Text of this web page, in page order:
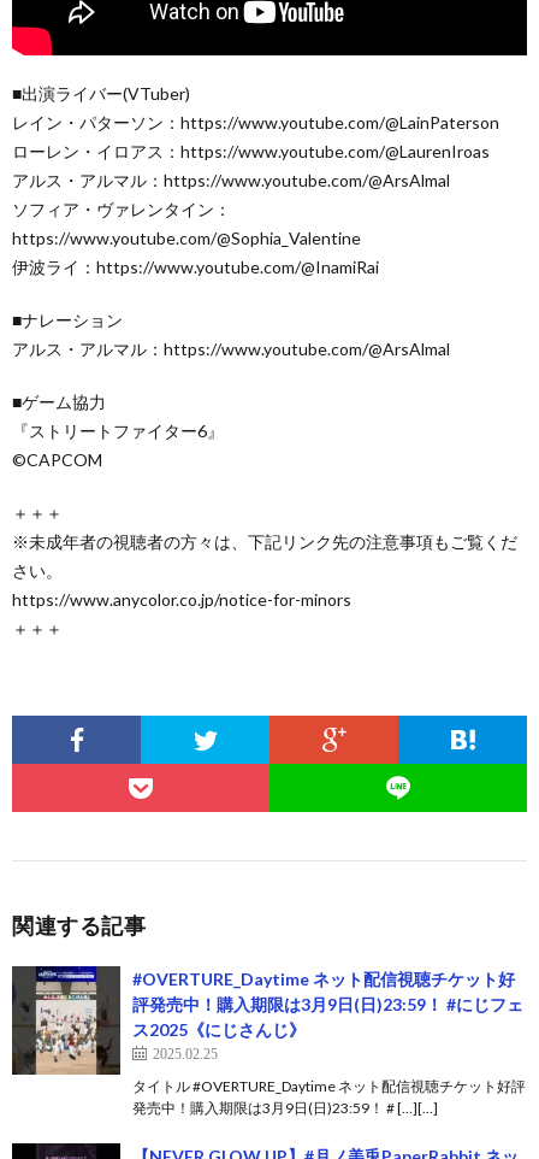
■出演ライバー(VTuber)
レイン・パターソン：https://www.youtube.com/@LainPaterson
ローレン・イロアス：https://www.youtube.com/@LaurenIroas
アルス・アルマル：https://www.youtube.com/@ArsAlmal
ソフィア・ヴァレンタイン：
https://www.youtube.com/@Sophia_Valentine
伊波ライ：https://www.youtube.com/@InamiRai
■ナレーション
アルス・アルマル：https://www.youtube.com/@ArsAlmal
■ゲーム協力
『ストリートファイター6』
©CAPCOM
＋＋＋
※未成年者の視聴者の方々は、下記リンク先の注意事項もご覧くだ
さい。
https://www.anycolor.co.jp/notice-for-minors
＋＋＋
関連する記事
#OVERTURE_Daytime ネット配信視聴チケット好
評発売中！購入期限は3月9日(日)23:59！ #にじフェ
ス2025《にじさんじ》
2025.02.25
タイトル #OVERTURE_Daytime ネット配信視聴チケット好評
発売中！購入期限は3月9日(日)23:59！ # […][…]